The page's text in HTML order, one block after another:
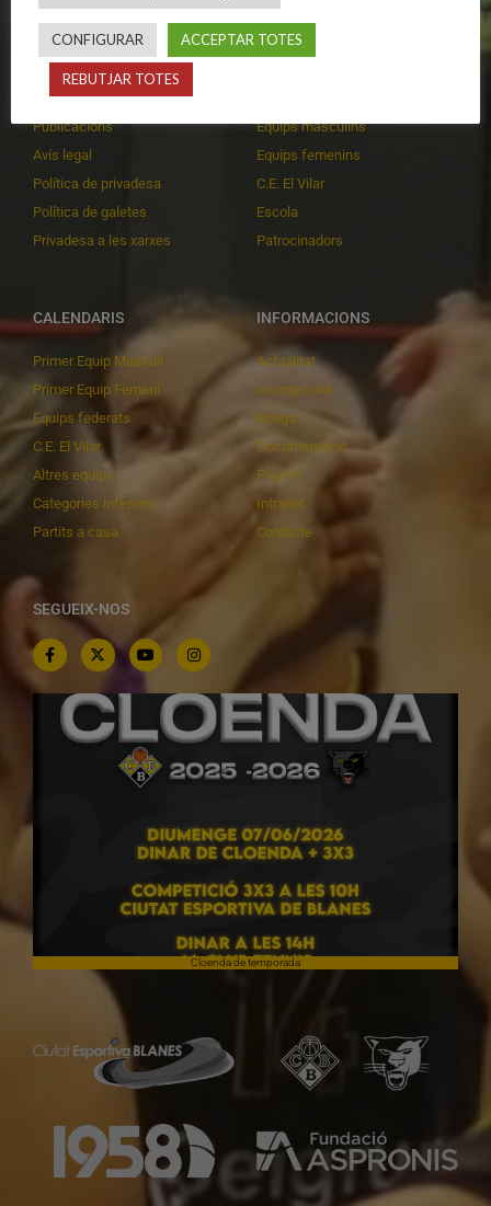
CLUB
Organització
Publicacions
Avís legal
Política de privadesa
Política de galetes
Privadesa a les xarxes
EQUIPS
Equips masculins
Equips femenins
C.E. El Vilar
Escola
Patrocinadors
CALENDARIS
Primer Equip Masculí
Primer Equip Femení
Equips federats
C.E. El Vilar
Altres equips
Categories inferiors
Partits a casa
INFORMACIONS
Actualitat
Inscripcions
Botiga
Documentació
Playoff
Intranet
Contacte
SEGUEIX-NOS
Cloenda de temporada
CONFIGURAR ACCEPTAR TOTES
REBUTJAR TOTES